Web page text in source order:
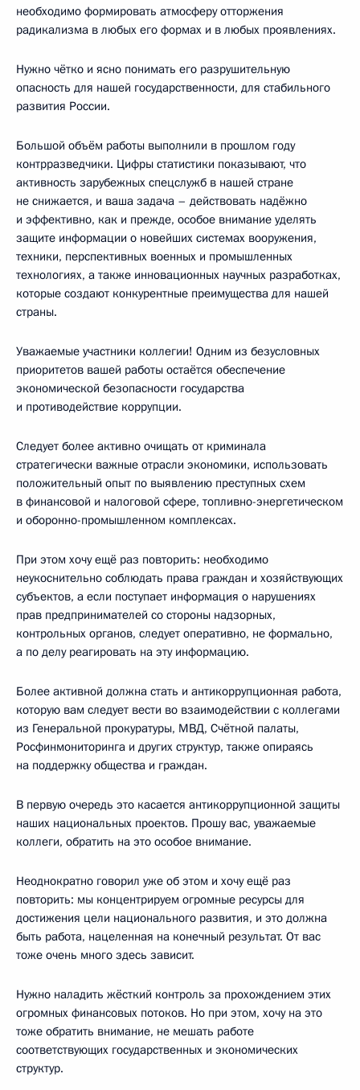
необходимо формировать атмосферу отторжения
радикализма в любых его формах и в любых проявлениях.
Нужно чётко и ясно понимать его разрушительную
опасность для нашей государственности, для стабильного
развития России.
Большой объём работы выполнили в прошлом году
контрразведчики. Цифры статистики показывают, что
активность зарубежных спецслужб в нашей стране
не снижается, и ваша задача – действовать надёжно
и эффективно, как и прежде, особое внимание уделять
защите информации о новейших системах вооружения,
техники, перспективных военных и промышленных
технологиях, а также инновационных научных разработках,
которые создают конкурентные преимущества для нашей
страны.
Уважаемые участники коллегии! Одним из безусловных
приоритетов вашей работы остаётся обеспечение
экономической безопасности государства
и противодействие коррупции.
Следует более активно очищать от криминала
стратегически важные отрасли экономики, использовать
положительный опыт по выявлению преступных схем
в финансовой и налоговой сфере, топливно-энергетическом
и оборонно-промышленном комплексах.
При этом хочу ещё раз повторить: необходимо
неукоснительно соблюдать права граждан и хозяйствующих
субъектов, а если поступает информация о нарушениях
прав предпринимателей со стороны надзорных,
контрольных органов, следует оперативно, не формально,
а по делу реагировать на эту информацию.
Более активной должна стать и антикоррупционная работа,
которую вам следует вести во взаимодействии с коллегами
из Генеральной прокуратуры, МВД, Счётной палаты,
Росфинмониторинга и других структур, также опираясь
на поддержку общества и граждан.
В первую очередь это касается антикоррупционной защиты
наших национальных проектов. Прошу вас, уважаемые
коллеги, обратить на это особое внимание.
Неоднократно говорил уже об этом и хочу ещё раз
повторить: мы концентрируем огромные ресурсы для
достижения цели национального развития, и это должна
быть работа, нацеленная на конечный результат. От вас
тоже очень много здесь зависит.
Нужно наладить жёсткий контроль за прохождением этих
огромных финансовых потоков. Но при этом, хочу на это
тоже обратить внимание, не мешать работе
соответствующих государственных и экономических
структур.